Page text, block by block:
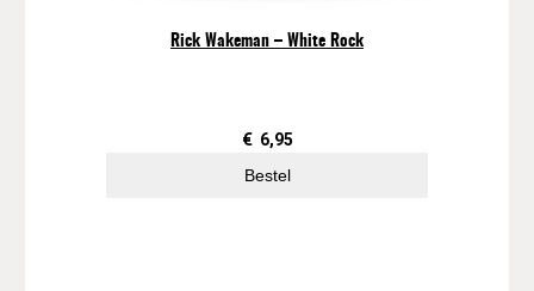
Rick Wakeman – White Rock
€ 6,95
Bestel